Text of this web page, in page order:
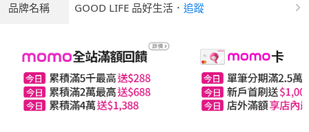
品牌名稱 GOOD LIFE 品好生活 ． 追蹤